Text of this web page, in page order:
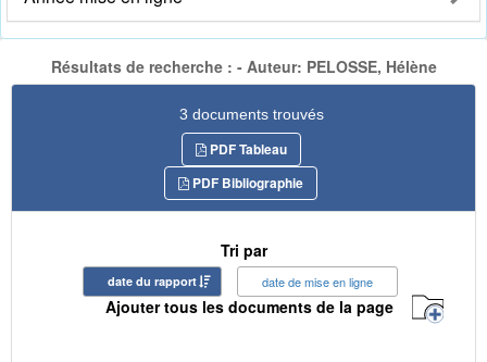
Résultats de recherche : - Auteur: PELOSSE, Hélène
3 documents trouvés
PDF Tableau
PDF Bibliographie
Tri par
date du rapport date de mise en ligne
Ajouter tous les documents de la page